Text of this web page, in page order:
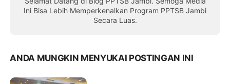
Ini Bisa Lebih Memperkenalkan Program PPTSB Jambi
Secara Luas.
ANDA MUNGKIN MENYUKAI POSTINGAN INI